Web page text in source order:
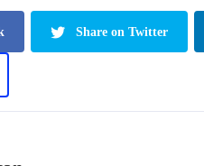
Share on Twitter